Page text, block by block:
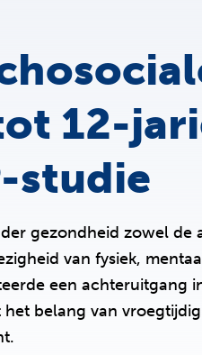
12-
studie
gezondheid zowel de
van fysiek,
een achteruitgang
belang van